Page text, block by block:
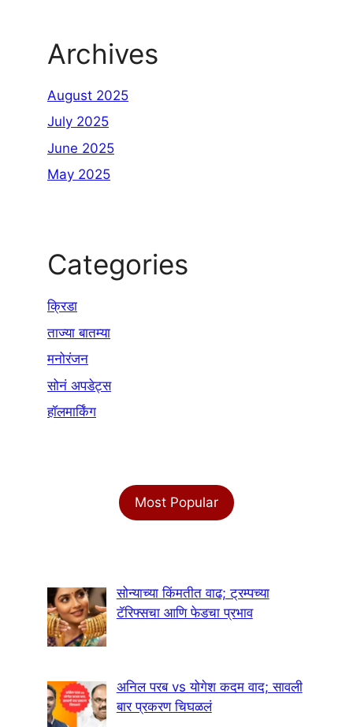
Archives
August 2025
July 2025
June 2025
May 2025
Categories
क्रिडा
ताज्या बातम्या
मनोरंजन
सोनं अपडेट्स
हॉलमार्किंग
Most Popular
सोन्याच्या किंमतीत वाढ; ट्रम्पच्या
टॅरिफ्सचा आणि फेडचा प्रभाव
अनिल परब vs योगेश कदम वाद; सावली
बार प्रकरण चिघळलं